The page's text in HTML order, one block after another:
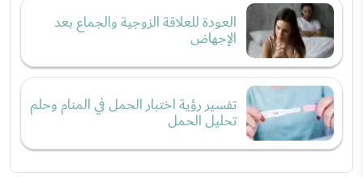
العودة للعلاقة الزوجية والجماع بعد
الإجهاض
تفسير رؤية اختبار الحمل في المنام وحلم
تحليل الحمل